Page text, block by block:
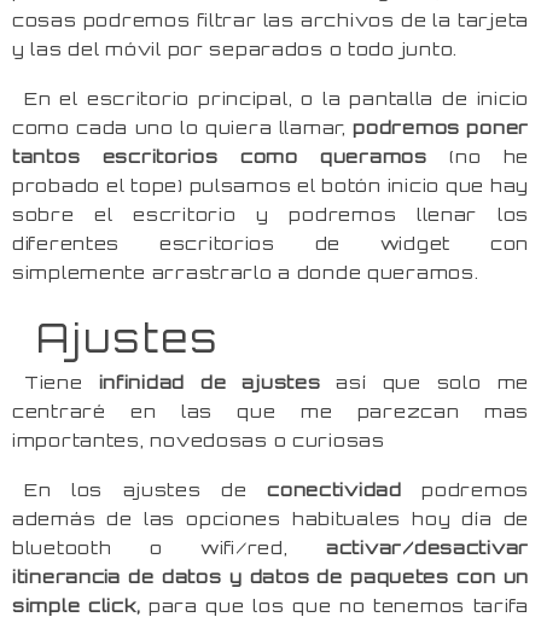
cosas podremos filtrar las archivos de la tarjeta
y las del móvil por separados o todo junto.
En el escritorio principal, o la pantalla de inicio
como cada uno lo quiera llamar,podremos poner
tantos escritorios como queramos (no he
probado el tope) pulsamos el botón inicio que hay
sobre el escritorio y podremos llenar los
diferentes escritorios de widget con
simplemente arrastrarlo a donde queramos.
Ajustes
Tiene infinidad de ajustes así que solo me
centraré en las que me parezcan mas
importantes, novedosas o curiosas
En los ajustes deconectividad podremos
además de las opciones habituales hoy día de
bluetooth o wifi/red,activar/desactivar
itinerancia de datos y datos de paquetes con un
simple click, para que los que no tenemos tarifa